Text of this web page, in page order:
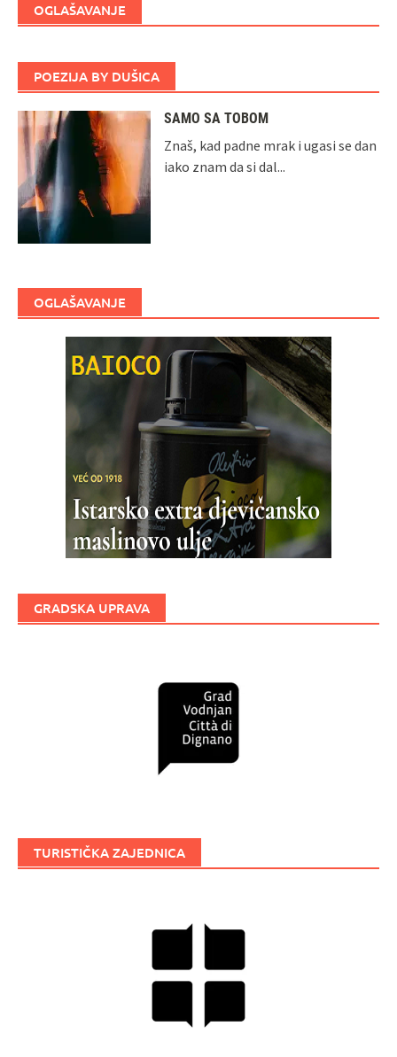
OGLAŠAVANJE
POEZIJA BY DUŠICA
SAMO SA TOBOM
Znaš, kad padne mrak i ugasi se dan
iako znam da si dal...
OGLAŠAVANJE
GRADSKA UPRAVA
TURISTIČKA ZAJEDNICA